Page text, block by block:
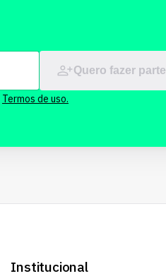
Quero fazer parte
Termos de uso.
Institucional